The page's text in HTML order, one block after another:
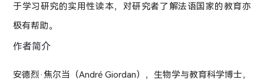
于学习研究的实用性读本，对研究者了解法语国家的教育亦
极有帮助。
作者简介
安德烈·焦尔当（André Giordan），生物学与教育科学博士，